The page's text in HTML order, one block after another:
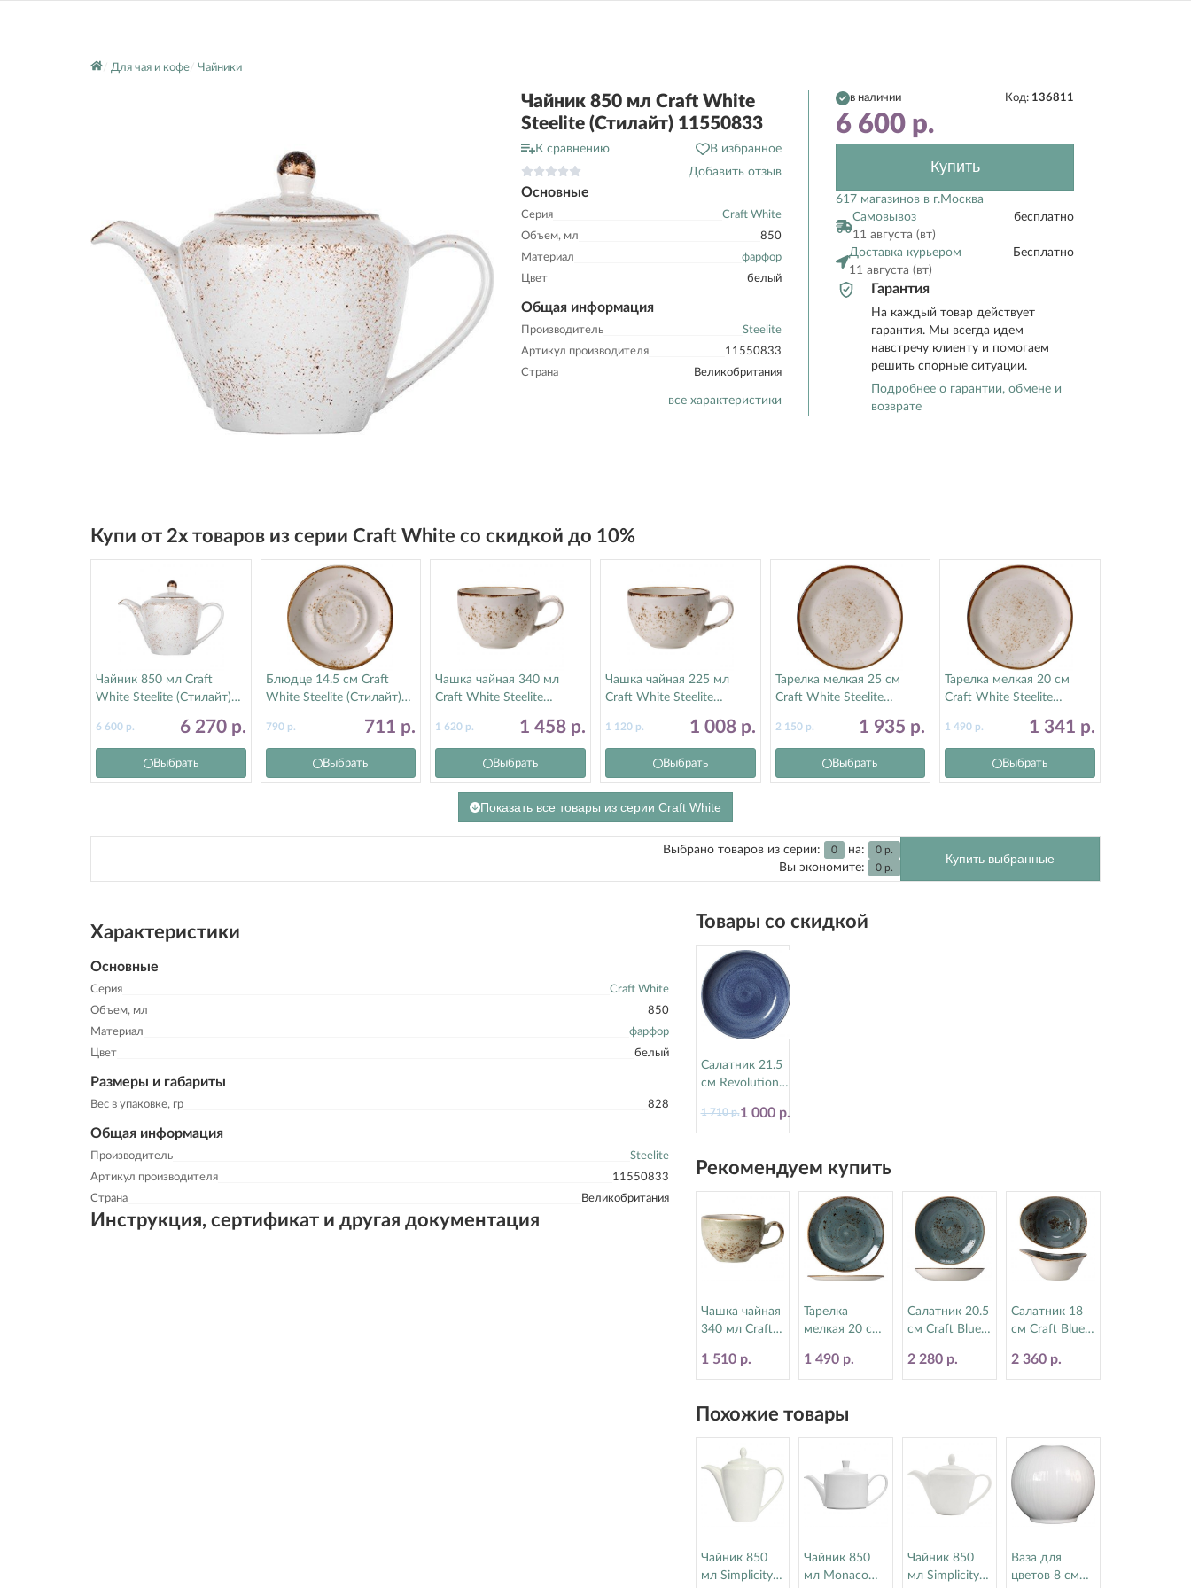
Для чая и кофе Чайники
Чайник 850 мл Craft White
Steelite (Стилайт) 11550833
К сравнению
В избранное
Добавить отзыв
Основные
Серия
Craft White
Объем, мл
850
Материал
фарфор
Цвет
белый
Общая информация
Производитель
Steelite
Артикул производителя
11550833
Страна
Великобритания
все характеристики
в наличии Код: 136811
6 600 р.
Купить
617 магазинов в г.Москва
Самовывоз
11 августа (вт)
бесплатно
Доставка курьером
11 августа (вт)
Бесплатно
Гарантия
На каждый товар действует
гарантия. Мы всегда идем
навстречу клиенту и помогаем
решить спорные ситуации.
Подробнее о гарантии, обмене и
возврате
Купи от 2х товаров из серии Craft White со скидкой до 10%
Чайник 850 мл Craft
White Steelite (Стилайт)
6 270 р.
6 600р.
Выбрать
Блюдце 14.5 см Craft
White Steelite (Стилайт)
711 р.
790р.
Выбрать
Чашка чайная 340 мл
Craft White Steelite
1 458 р.
1 620р.
Выбрать
Чашка чайная 225 мл
Craft White Steelite
1 008 р.
1 120р.
Выбрать
Тарелка мелкая 25 см
Craft White Steelite
1 935 р.
2 150р.
Выбрать
Тарелка мелкая 20 см
Craft White Steelite
1 341 р.
1 490р.
Выбрать
Показать все товары из серии Craft White
Выбрано товаров из серии: 0 на: 0 р.
Вы экономите: 0 р.
Купить выбранные
Характеристики
Основные
Серия
Craft White
Объем, мл
850
Материал
фарфор
Цвет
белый
Размеры и габариты
Вес в упаковке, гр 828
Общая информация
Производитель
Steelite
Артикул производителя
11550833
Страна
Великобритания
Инструкция, сертификат и другая документация
Товары со скидкой
Салатник 21.5
см Revolution
Steelite
(Стилайт)
1 000 р.
1 710 р.
Рекомендуем купить
Чашка чайная
340 мл Craft
(Стилайт)
11310152
1 510 р.
Тарелка
мелкая 20 см
Steelite
(Стилайт)
1 490 р.
Салатник 20.5
см Craft Blue
(Стилайт)
11300570
2 280 р.
Салатник 18
см Craft Blue
(Стилайт)
11300524
2 360 р.
Похожие товары
Чайник 850
мл Simplicity
Чайник 850
мл Monaco
Чайник 850
мл Simplicity
Ваза для
цветов 8 см